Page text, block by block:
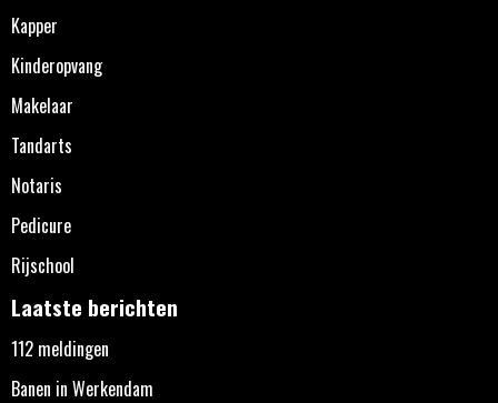
Kapper
Kinderopvang
Makelaar
Tandarts
Notaris
Pedicure
Rijschool
Laatste berichten
112 meldingen
Banen in Werkendam